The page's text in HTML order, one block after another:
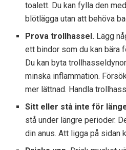
toalett. Du kan fylla den
blötlägga utan att behöva
Prova trollhassel. Lägg
ett bindor som du kan bära
Du kan byta
minska inflammation.
mer lättnad. Handla
Sitt eller stå inte för
stå under längre perioder.
din anus. Att ligga på sidan